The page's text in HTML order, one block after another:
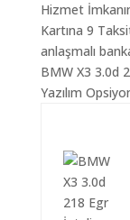
Hizmet
Kartına 9
anlaşmalı
BMW X3 3.0d
Yazılım